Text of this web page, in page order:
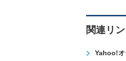
関連リ
Yahoo!オ